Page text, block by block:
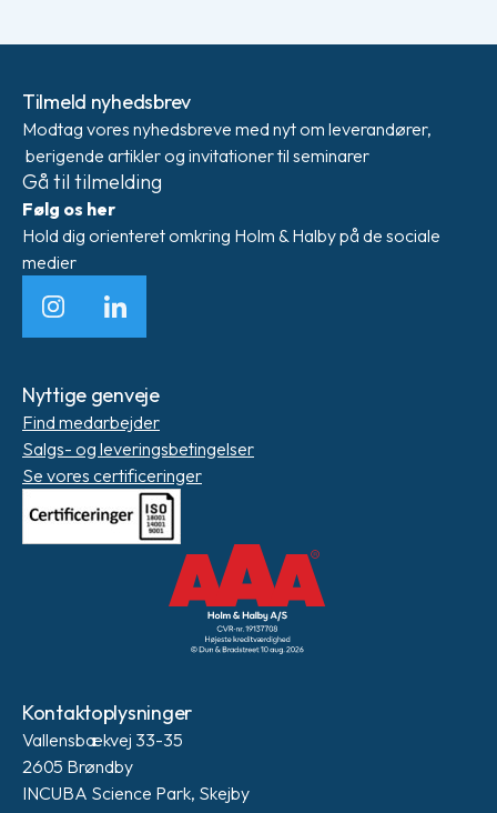
Tilmeld nyhedsbrev
Modtag vores nyhedsbreve med nyt om leverandører,
berigende artikler og invitationer til seminarer
Gå til tilmelding
Følg os her
Hold dig orienteret omkring Holm & Halby på de sociale
medier
InstagramLinkedIn
Nyttige genveje
Find medarbejder
Salgs- og leveringsbetingelser
Se vores certificeringer
Kontaktoplysninger
Vallensbækvej 33-35
2605 Brøndby
INCUBA Science Park, Skejby